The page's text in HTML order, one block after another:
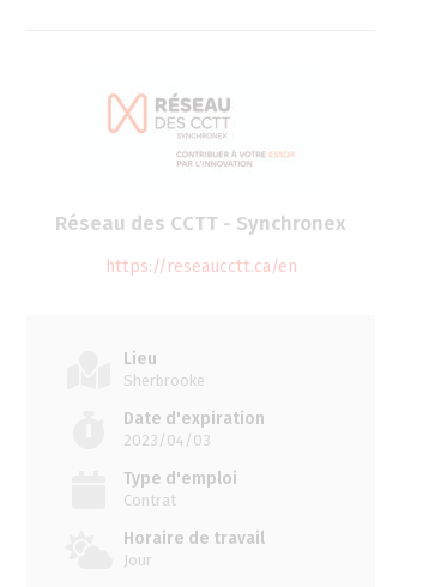
Réseau des CCTT - Synchronex
https://reseaucctt.ca/en
Lieu
Sherbrooke
Date d'expiration
2023/04/03
Type d'emploi
Contrat
Horaire de travail
Jour